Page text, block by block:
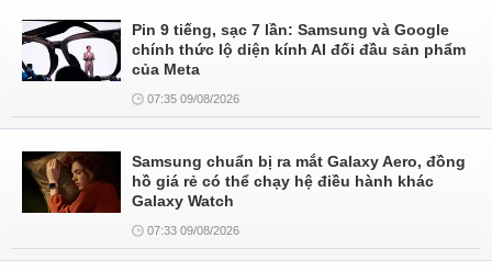
Pin 9 tiếng, sạc 7 lần: Samsung và Google
chính thức lộ diện kính AI đối đầu sản phẩm
của Meta
07:35 09/08/2026
Samsung chuẩn bị ra mắt Galaxy Aero, đồng
hồ giá rẻ có thể chạy hệ điều hành khác
Galaxy Watch
07:33 09/08/2026